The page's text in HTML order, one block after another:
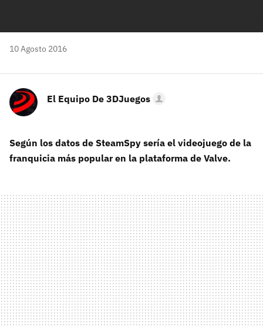
10 Agosto 2016
El Equipo De 3DJuegos
Según los datos de SteamSpy sería el videojuego de la
franquicia más popular en la plataforma de Valve.